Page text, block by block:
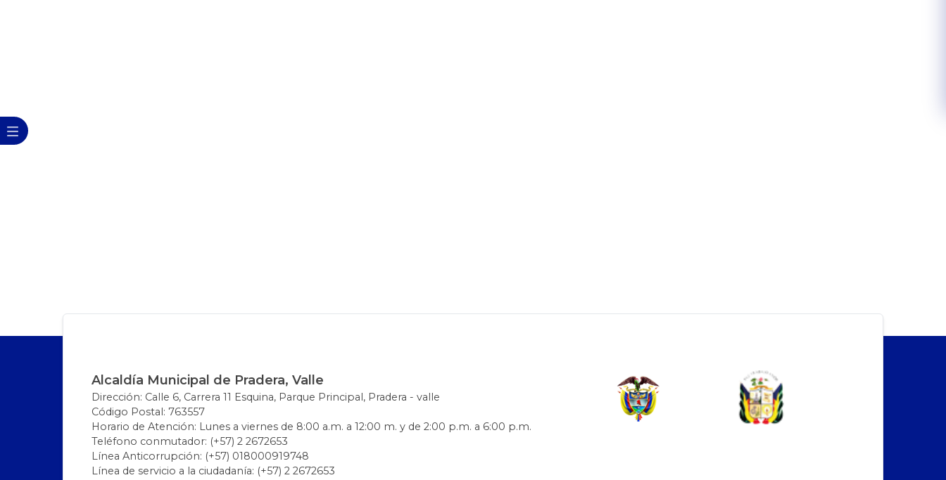
Alcaldía Municipal de Pradera, Valle
Dirección: Calle 6, Carrera 11 Esquina, Parque Principal, Pradera - valle
Código Postal: 763557
Horario de Atención: Lunes a viernes de 8:00 a.m. a 12:00 m. y de 2:00 p.m. a 6:00 p.m.
Teléfono conmutador: (+57) 2 2672653
Línea Anticorrupción: (+57) 018000919748
Línea de servicio a la ciudadanía: (+57) 2 2672653